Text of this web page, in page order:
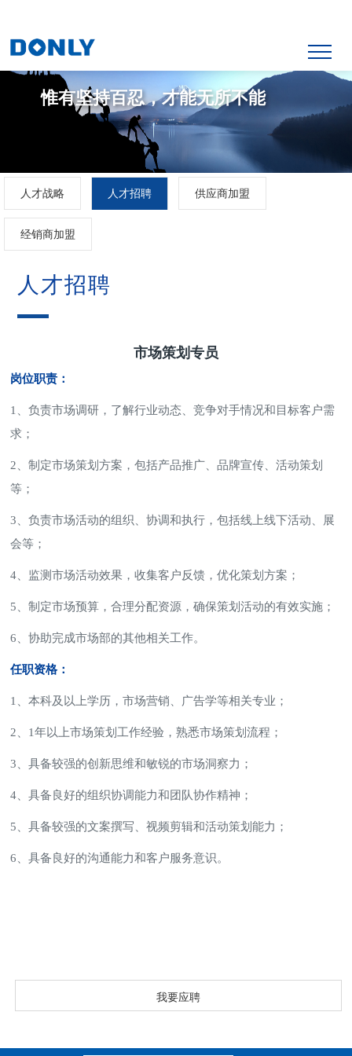
惟有坚持百忍，才能无所不能
人才战略 人才招聘 供应商加盟
经销商加盟
人才招聘
市场策划专员
岗位职责：
1、负责市场调研，了解行业动态、竞争对手情况和目标客户需
求；
2、制定市场策划方案，包括产品推广、品牌宣传、活动策划
等；
3、负责市场活动的组织、协调和执行，包括线上线下活动、展
会等；
4、监测市场活动效果，收集客户反馈，优化策划方案；
5、制定市场预算，合理分配资源，确保策划活动的有效实施；
6、协助完成市场部的其他相关工作。
任职资格：
1、本科及以上学历，市场营销、广告学等相关专业；
2、1年以上市场策划工作经验，熟悉市场策划流程；
3、具备较强的创新思维和敏锐的市场洞察力；
4、具备良好的组织协调能力和团队协作精神；
5、具备较强的文案撰写、视频剪辑和活动策划能力；
6、具备良好的沟通能力和客户服务意识。
我要应聘